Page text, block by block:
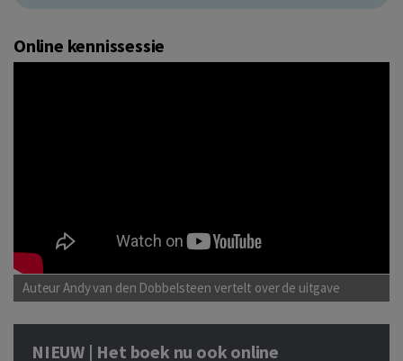
Online kennissessie
Auteur Andy van den Dobbelsteen vertelt over de uitgave
NIEUW | Het boek nu ook online